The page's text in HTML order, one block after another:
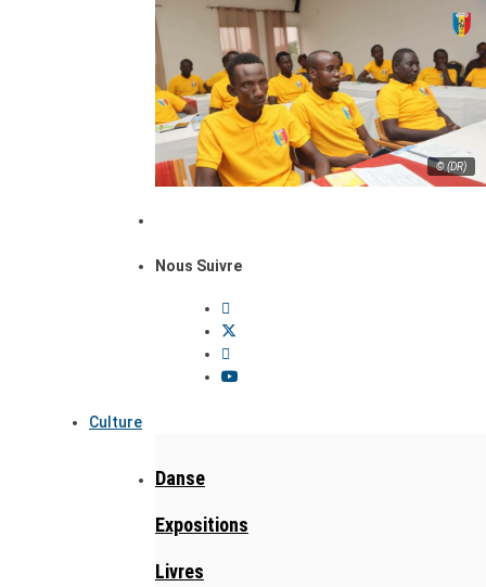
© (DR)
Nous Suivre
Culture
Danse
Expositions
Livres